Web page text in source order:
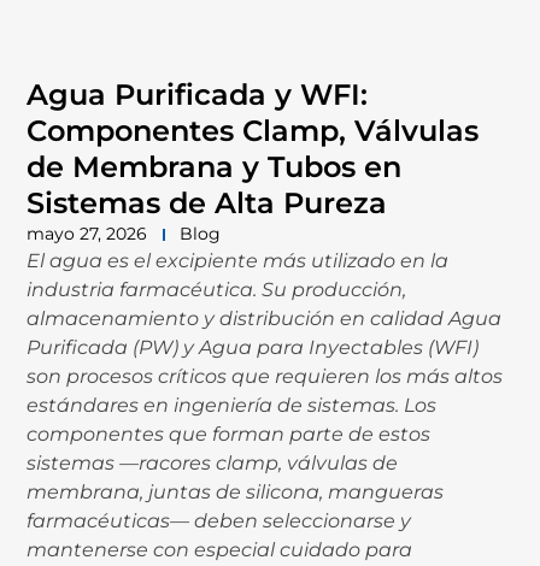
Agua Purificada y WFI:
Componentes Clamp, Válvulas
de Membrana y Tubos en
Sistemas de Alta Pureza
mayo 27, 2026 Blog
El agua es el excipiente más utilizado en la
industria farmacéutica. Su producción,
almacenamiento y distribución en calidad Agua
Purificada (PW) y Agua para Inyectables (WFI)
son procesos críticos que requieren los más altos
estándares en ingeniería de sistemas. Los
componentes que forman parte de estos
sistemas —racores clamp, válvulas de
membrana, juntas de silicona, mangueras
farmacéuticas— deben seleccionarse y
mantenerse con especial cuidado para